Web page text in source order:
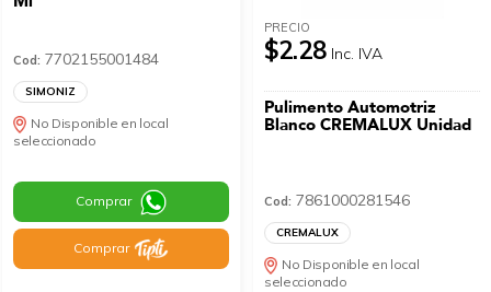
Cod: 7702155001484
SIMONIZ
No Disponible en local
seleccionado
Comprar
Comprar
PRECIO
$2.28 Inc. IVA
Pulimento Automotriz
Blanco CREMALUX Unidad
Cod: 7861000281546
CREMALUX
No Disponible en local
seleccionado